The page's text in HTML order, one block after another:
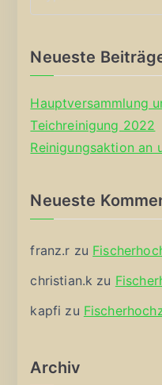
Neueste
Hauptversammlung
Teichreinigung 2022
Reinigungsaktion an
Neueste
franz.r zu
christian.k zu
kapfi zu
Archiv